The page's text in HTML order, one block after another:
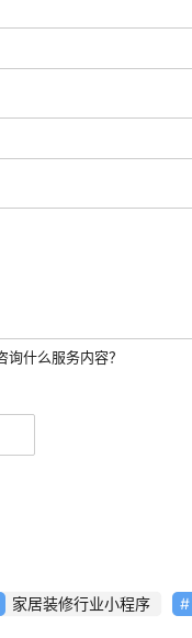
什么服务内容？
家居装修行业小程序